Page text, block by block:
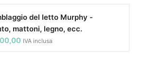
del letto Murphy -
mattoni, legno, ecc.
IVA inclusa